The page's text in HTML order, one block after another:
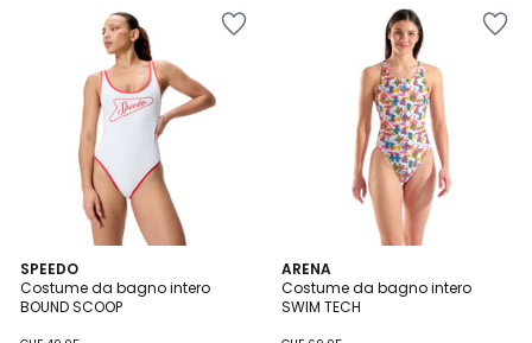
SPEEDO
Costume da bagno intero
BOUND SCOOP
ARENA
Costume da bagno intero
SWIM TECH